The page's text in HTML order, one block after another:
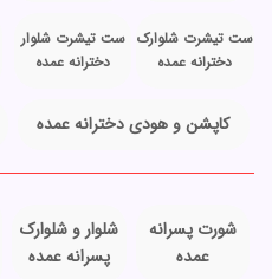
ست تیشرت شلوارک
دخترانه عمده
ست تیشرت شلوار
دخترانه عمده
کاپشن و هودی دخترانه عمده
شورت پسرانه
عمده
شلوار و شلوارک
پسرانه عمده